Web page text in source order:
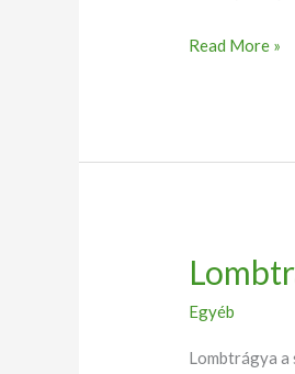
Read More »
Egyéb
Lombtrágya a
Lombtrágya